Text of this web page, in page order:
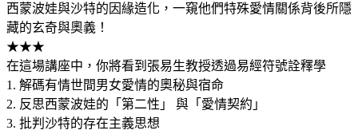
西蒙波娃與沙特的因緣造化，一窺他們特殊愛情關係背後所隱
藏的玄奇與奧義！
★★★
在這場講座中，你將看到張易生教授透過易經符號詮釋學
1. 解碼有情世間男女愛情的奧秘與宿命
2. 反思西蒙波娃的「第二性」 與「愛情契約」
3. 批判沙特的存在主義思想